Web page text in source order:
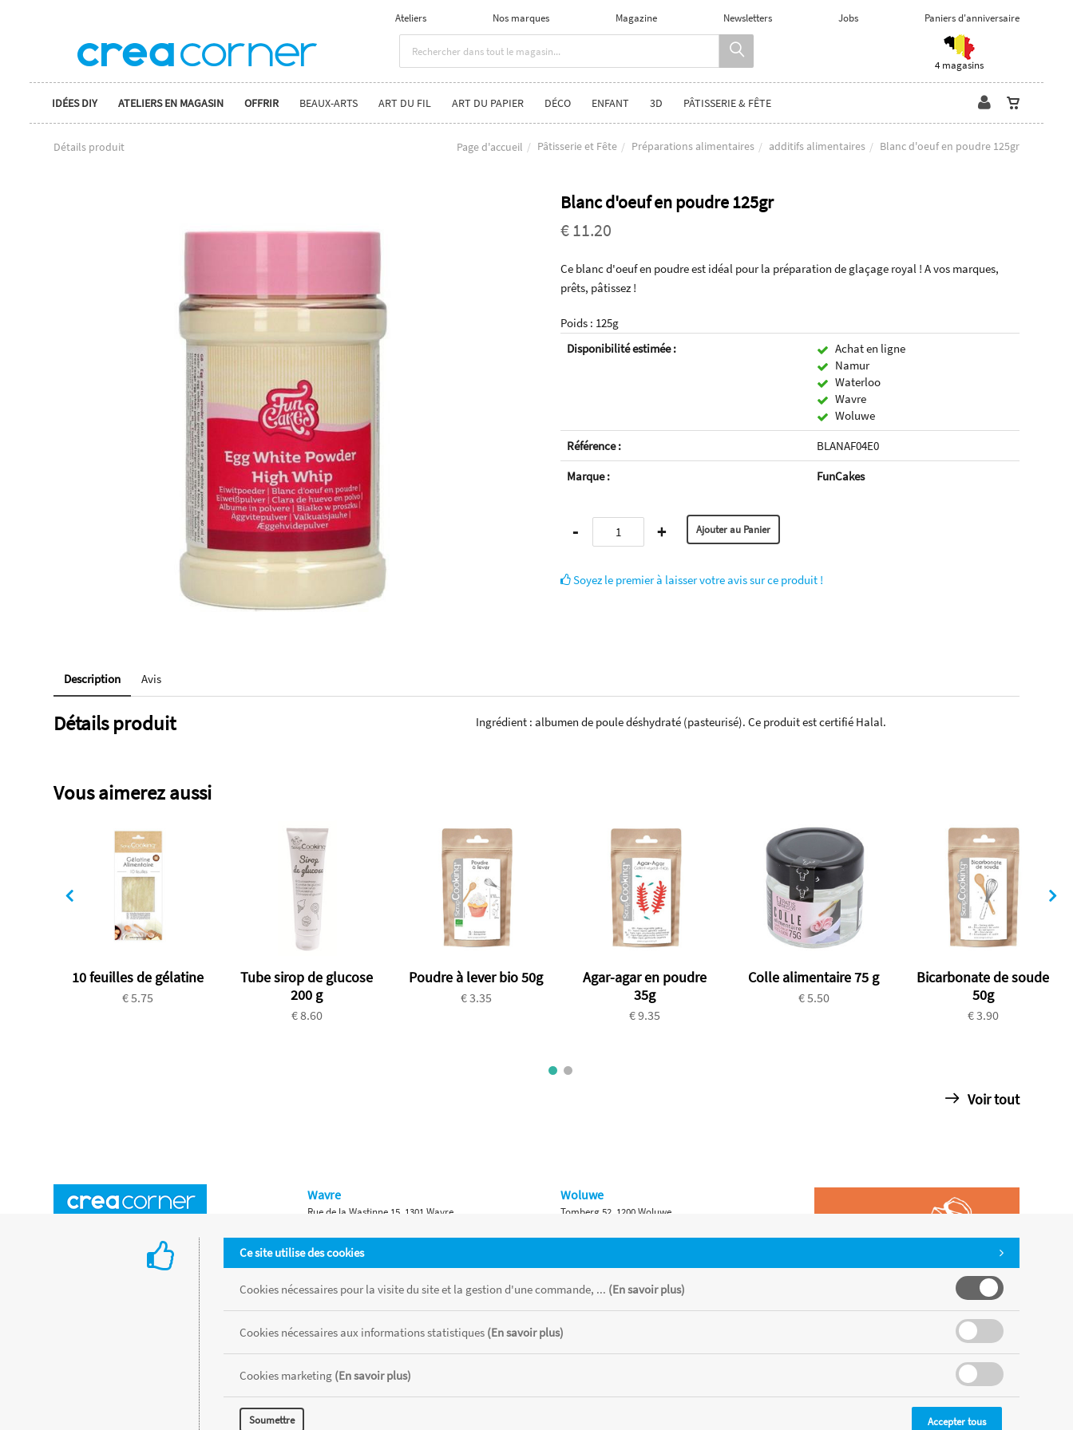
Ateliers Nos marques Magazine Newsletters Jobs Paniers d'anniversaire
4 magasins
IDÉES DIY ATELIERS EN MAGASIN OFFRIR BEAUX-ARTS ART DU FIL ART DU PAPIER DÉCO ENFANT 3D PÂTISSERIE & FÊTE
Détails produit Page d'accueil Pâtisserie et Fête Préparations alimentaires additifs alimentaires Blanc d'oeuf en poudre 125gr
Blanc d'oeuf en poudre 125gr
€ 11.20
Ce blanc d'oeuf en poudre est idéal pour la préparation de glaçage royal ! A vos marques,
prêts, pâtissez !
Poids : 125g
Disponibilité estimée :
Achat en ligne
Namur
Waterloo
Wavre
Woluwe
Référence :
BLANAF04E0
Marque :
FunCakes
- +
Soyez le premier à laisser votre avis sur ce produit !
Description Avis
Détails produit Ingrédient : albumen de poule déshydraté (pasteurisé). Ce produit est certifié Halal.
Vous aimerez aussi
10 feuilles de gélatine
€ 5.75
Tube sirop de glucose
200 g
€ 8.60
Poudre à lever bio 50g
€ 3.35
Agar-agar en poudre
35g
€ 9.35
Colle alimentaire 75 g
€ 5.50
Bicarbonate de soude
50g
€ 3.90
Voir tout
Ce site utilise des cookies
Cookies nécessaires pour la visite du site et la gestion d'une commande, ... (En savoir plus)
Cookies nécessaires aux informations statistiques (En savoir plus)
Cookies marketing (En savoir plus)
Soumettre Accepter tous
Wavre
Rue de la Wastinne 15, 1301 Wavre
Waterloo
Chaussée de Bruxelles 315, 1410 Waterloo
Woluwe
Tomberg 52, 1200 Woluwe
Namur
Tous les produits sont vendus dans la limite des stocks disponibles de chaque magasin, toutes taxes comprises.